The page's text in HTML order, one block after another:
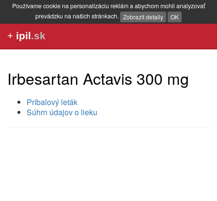
Používame cookie na personalizáciu reklám a abychom mohli analyzovať
prevádzku na našich stránkach. Zobrazit detaily OK
+ ipil.sk
Irbesartan Actavis 300 mg
Príbalový leták
Súhrn údajov o lieku